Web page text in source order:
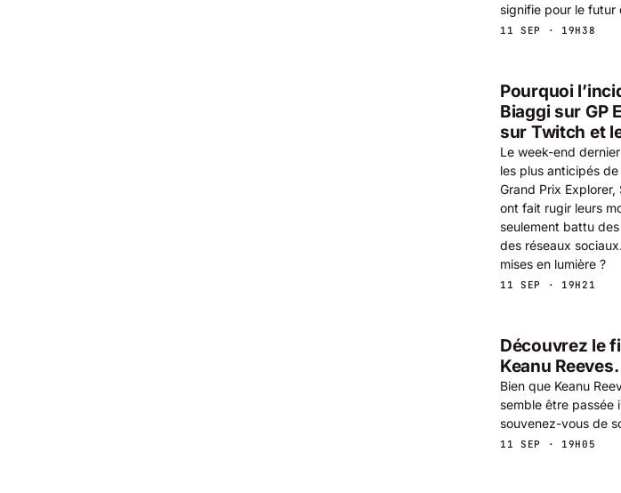
signifie pour le futur
11 SEP · 19H38
Pourquoi
Biaggi sur GP
sur Twitch et
Le week-end
les plus anticipés
Grand Prix
ont fait rugir leurs
seulement battu
des réseaux
mises en lumière ?
11 SEP · 19H21
Découvrez le
Keanu
Bien que Keanu
semble être passée
souvenez-vous de
11 SEP · 19H05